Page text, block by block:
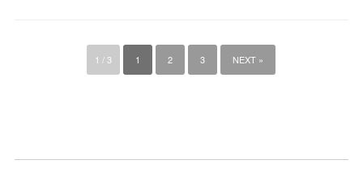
1 / 3 1 2 3 NEXT »